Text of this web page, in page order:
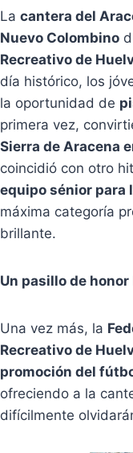
La cantera del
Nuevo Colombino
Recreativo de
día histórico, los
la oportunidad de
primera vez,
Sierra de Aracena
coincidió con otro
equipo sénior para
máxima categoría
brillante.
Un pasillo de
Una vez más, la
Recreativo de
promoción del
ofreciendo a la
difícilmente